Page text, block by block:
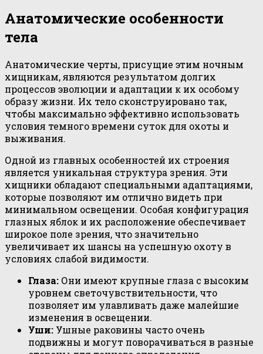
Анатомические особенности
тела
Анатомические черты, присущие этим ночным
хищникам, являются результатом долгих
процессов эволюции и адаптации к их особому
образу жизни. Их тело сконструировано так,
чтобы максимально эффективно использовать
условия темного времени суток для охоты и
выживания.
Одной из главных особенностей их строения
является уникальная структура зрения. Эти
хищники обладают специальными адаптациями,
которые позволяют им отлично видеть при
минимальном освещении. Особая конфигурация
глазных яблок и их расположение обеспечивает
широкое поле зрения, что значительно
увеличивает их шансы на успешную охоту в
условиях слабой видимости.
Глаза: Они имеют крупные глаза с высоким
уровнем светочувствительности, что
позволяет им улавливать даже малейшие
изменения в освещении.
Уши: Ушные раковины часто очень
подвижны и могут поворачиваться в разные